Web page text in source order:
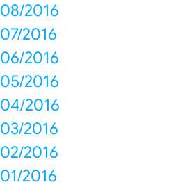
08/2016
07/2016
06/2016
05/2016
04/2016
03/2016
02/2016
01/2016